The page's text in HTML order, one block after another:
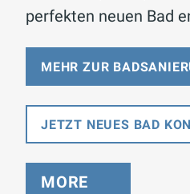
perfekten neuen Bad
MEHR ZUR
JETZT NEUES BAD
MORE